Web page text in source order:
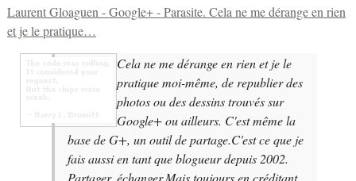
Laurent Gloaguen - Google+ - Parasite. Cela ne me dérange en rien
et je le pratique…
Cela ne me dérange en rien et je le
pratique moi-même, de republier des
photos ou des dessins trouvés sur
Google+ ou ailleurs. C'est même la
base de G+, un outil de partage.C'est ce que je
fais aussi en tant que blogueur depuis 2002.
Partager, échanger.Mais toujours en créditant